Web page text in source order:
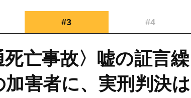
#3 #4
死亡事故〉嘘の証言繰
害者に、実刑判決は